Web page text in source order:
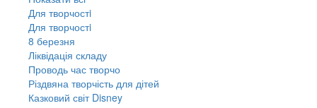
Для творчостi
Для творчостi
8 березня
Ліквідація складу
Проводь час творчо
Різдвяна творчість для дітей
Казковий світ Disney